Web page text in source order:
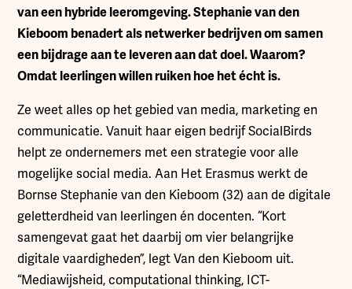
van een hybride leeromgeving. Stephanie van den
Kieboom benadert als netwerker bedrijven om samen
een bijdrage aan te leveren aan dat doel. Waarom?
Omdat leerlingen willen ruiken hoe het écht is.
Ze weet alles op het gebied van media, marketing en
communicatie. Vanuit haar eigen bedrijf SocialBirds
helpt ze ondernemers met een strategie voor alle
mogelijke social media. Aan Het Erasmus werkt de
Bornse Stephanie van den Kieboom (32) aan de digitale
geletterdheid van leerlingen én docenten. “Kort
samengevat gaat het daarbij om vier belangrijke
digitale vaardigheden”, legt Van den Kieboom uit.
“Mediawijsheid, computational thinking, ICT-